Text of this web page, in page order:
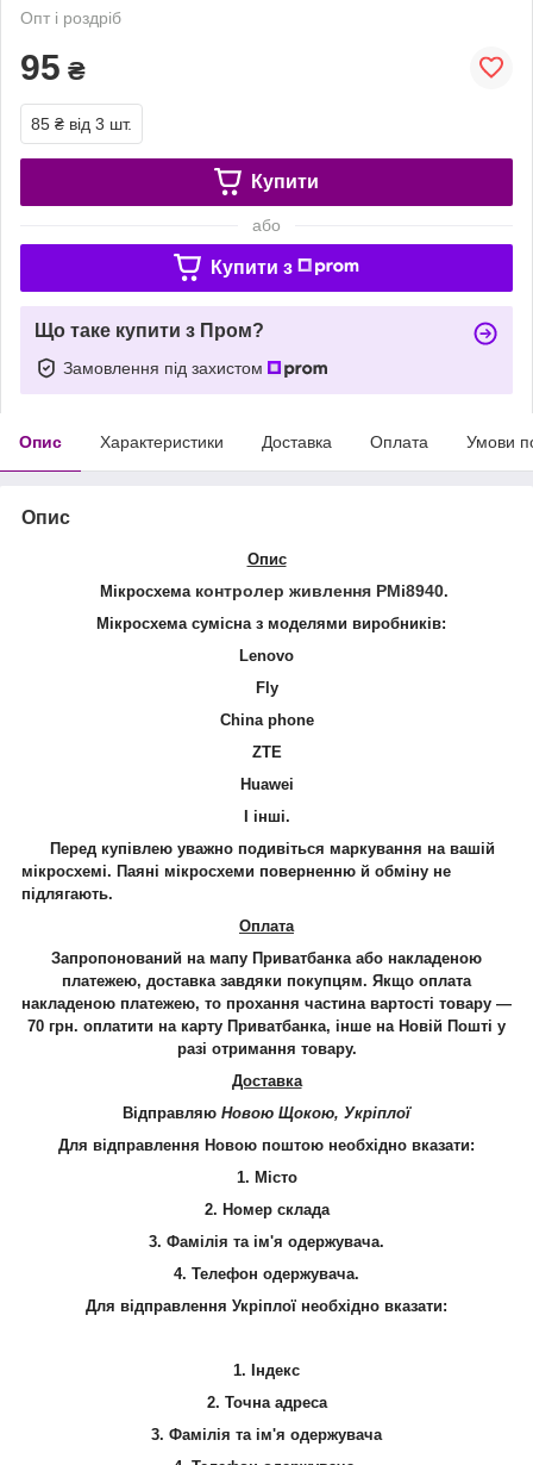
Опт і роздріб
95 ₴
85 ₴ від 3 шт.
Купити
або
Купити з
Що таке купити з Пром?
Замовлення під захистом
Опис Характеристики Доставка Оплата Умови
Опис
Опис
Мікросхема контролер живлення PMi8940.
Мікросхема сумісна з моделями виробників:
Lenovo
Fly
China phone
ZTE
Huawei
І інші.
Перед купівлею уважно подивіться маркування на вашій
мікросхемі. Паяні мікросхеми поверненню й обміну не
підлягають.
Оплата
Запропонований на мапу Приватбанка або накладеною
платежею, доставка завдяки покупцям. Якщо оплата
накладеною платежею, то прохання частина вартості товару —
70 грн. оплатити на карту Приватбанка, інше на Новій Пошті у
разі отримання товару.
Доставка
Відправляю Новою Щокою, Укріплої
Для відправлення Новою поштою необхідно вказати:
1. Місто
2. Номер склада
3. Фамілія та ім'я одержувача.
4. Телефон одержувача.
Для відправлення Укріплої необхідно вказати:
1. Індекс
2. Точна адреса
3. Фамілія та ім'я одержувача